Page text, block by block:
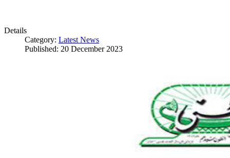
Details
Category: Latest News
Published: 20 December 2023